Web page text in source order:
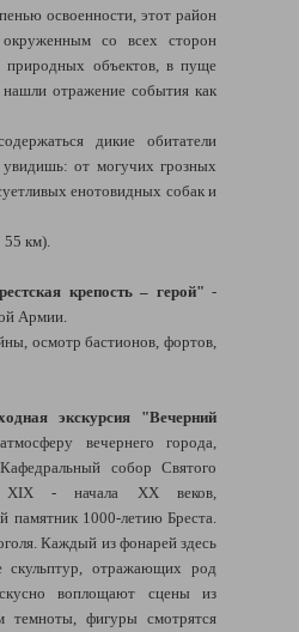
освоенности, этот район
со всех сторон
природных объектов, в пуще
отражение события как
дикие обитатели
увидишь: от могучих грозных
енотовидных собак и
км).
крепость – герой" -
Армии.
осмотр бастионов, фортов,
экскурсия "Вечерний
вечернего города,
собор Святого
XIX - начала XX веков,
памятник 1000-летию Бреста.
Каждый из фонарей здесь
отражающих род
воплощают сцены из
темноты, фигуры смотрятся